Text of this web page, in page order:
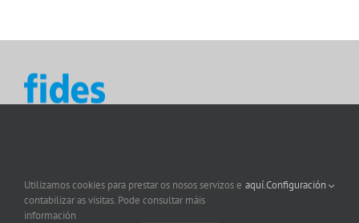
Utilizamos cookies para prestar os nosos servizos e
contabilizar as visitas. Pode consultar máis
información
aquí.Configuración